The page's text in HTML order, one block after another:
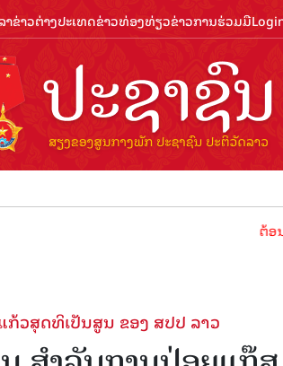
າຂ່າວຕ່າງປະເທດຂ່າວທ່ອງທ່ຽວຂ່າວການຮ່ວມມື
ຕ້ອນຮັບປີ
ວສຸດທິເປັນສູນ ຂອງ ສປປ ລາວ